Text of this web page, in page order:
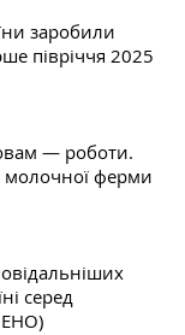
заробили
півріччя 2025
— роботи.
молочної ферми
серед